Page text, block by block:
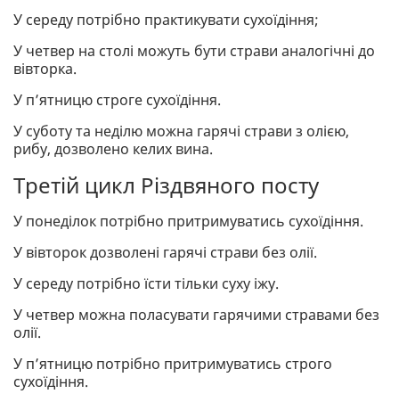
У середу потрібно практикувати сухоїдіння;
У четвер на столі можуть бути страви аналогічні до
вівторка.
У п’ятницю строге сухоїдіння.
У суботу та неділю можна гарячі страви з олією,
рибу, дозволено келих вина.
Третій цикл Різдвяного посту
У понеділок потрібно притримуватись сухоїдіння.
У вівторок дозволені гарячі страви без олії.
У середу потрібно їсти тільки суху іжу.
У четвер можна поласувати гарячими стравами без
олії.
У п’ятницю потрібно притримуватись строго
сухоїдіння.